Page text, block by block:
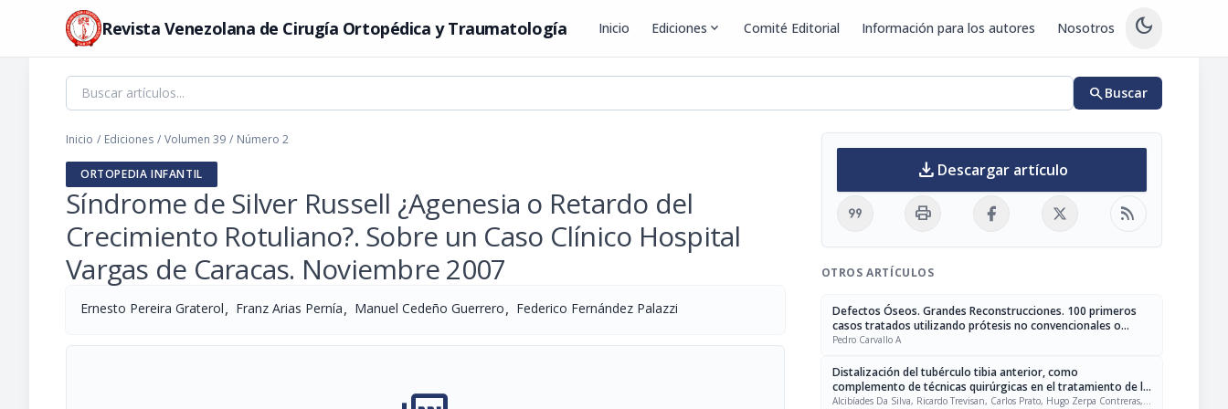
Revista Venezolana de Cirugía Ortopédica y Traumatología Inicio Ediciones expand_more Comité Editorial Información para los autores Nosotros dark_mode
searchBuscar
Inicio / Ediciones / Volumen 39 / Número 2
ORTOPEDIA INFANTIL
Síndrome de Silver Russell ¿Agenesia o Retardo del
Crecimiento Rotuliano?. Sobre un Caso Clínico Hospital
Vargas de Caracas. Noviembre 2007
Ernesto Pereira Graterol, Franz Arias Pernía, Manuel Cedeño Guerrero, Federico Fernández Palazzi
download Descargar artículo
format_quote print rss_feed
OTROS ARTÍCULOS
Defectos Óseos. Grandes Reconstrucciones. 100 primeros
casos tratados utilizando prótesis no convencionales o
injertos masivos de cadáveres, como método de
Pedro Carvallo A
Distalización del tubérculo tibia anterior, como
complemento de técnicas quirúrgicas en el tratamiento de la
marcha agazapada (Crouch Gait), en pacientes con parálisis
Alcibíades Da Silva, Ricardo Trevisan, Carlos Prato, Hugo Zerpa Contreras,